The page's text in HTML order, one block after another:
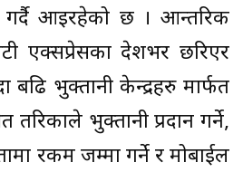
गर्दै आइरहेको छ । आन्तरिक
एक्सप्रेसका देशभर छरिएर
बढि भुक्तानी केन्द्रहरु मार्फत
तरिकाले भुक्तानी प्रदान गर्ने,
रकम जम्मा गर्ने र मोबाईल